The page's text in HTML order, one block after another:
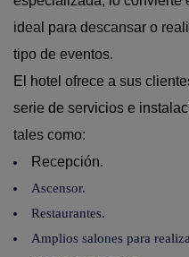
ideal para descansar o
tipo de eventos.
El hotel ofrece a sus
serie de servicios e
tales como:
Recepción.
Ascensor.
Restaurantes.
Amplios salones para